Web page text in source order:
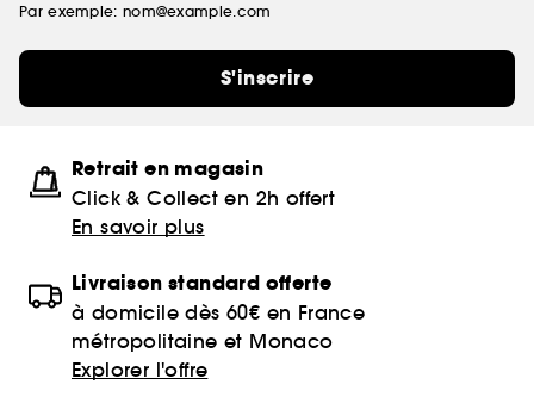
Par exemple: nom@example.com
S'inscrire
Retrait en magasin
Click & Collect en 2h offert
En savoir plus
Livraison standard offerte
à domicile dès 60€ en France
métropolitaine et Monaco
Explorer l'offre